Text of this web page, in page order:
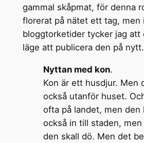
gammal skåpmat, för denna
florerat på nätet ett tag, men i
bloggtorketider tycker jag att
läge att publicera den på nytt.
Nyttan med kon.
Kon är ett husdjur. Men
också utanför huset.
ofta på landet, men den
också in till staden, men
den skall dö. Men det